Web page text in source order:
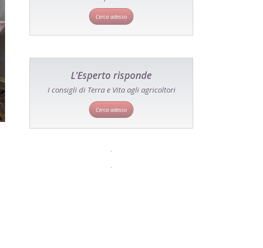
Cerca adesso
L'Esperto risponde
I consigli di Terra e Vita agli agricoltori
Cerca adesso